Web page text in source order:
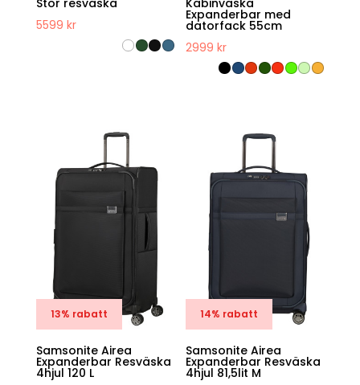
5599 kr
Expanderbar med
datorfack 55cm
2999kr
13% rabatt
Samsonite Airea
Expanderbar Resväska
4hjul 120 L
14% rabatt
Samsonite Airea
Expanderbar Resväska
4hjul 81,5lit M